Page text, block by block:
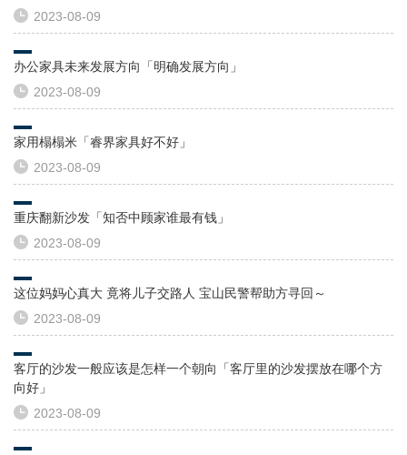
2023-08-09
办公家具未来发展方向「明确发展方向」
2023-08-09
家用榻榻米「睿界家具好不好」
2023-08-09
重庆翻新沙发「知否中顾家谁最有钱」
2023-08-09
这位妈妈心真大 竟将儿子交路人 宝山民警帮助方寻回～
2023-08-09
客厅的沙发一般应该是怎样一个朝向「客厅里的沙发摆放在哪个方
向好」
2023-08-09